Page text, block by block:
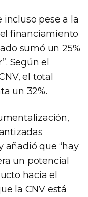
incluso pese a la
financiamiento
sumó un 25%
Según el
el total
un 32%.
añadió que “hay
un potencial
hacia el
la CNV está